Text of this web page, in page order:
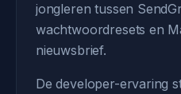
jongleren tussen
wachtwoordresets en
nieuwsbrief.
De developer-ervaring